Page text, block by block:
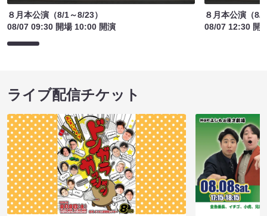
８月本公演（8/1～8/23）
08/07 09:30 開場 10:00 開演
８月本公演（8/
08/07 12:30 開
ライブ配信チケット